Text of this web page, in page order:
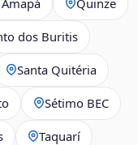
dos Buritis
Santa Quitéria
Sétimo BEC
Taquarí